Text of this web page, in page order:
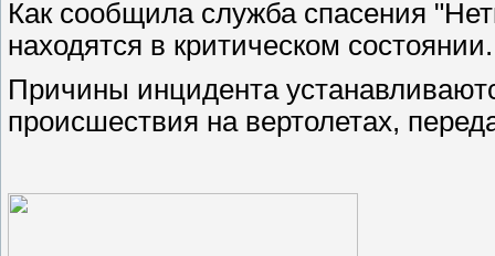
Как сообщила служба спасения
находятся в критическом состоянии.
Причины инцидента
происшествия на вертолетах,